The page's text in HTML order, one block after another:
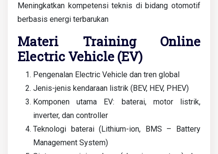
Meningkatkan kompetensi teknis di bidang otomotif
berbasis energi terbarukan
Materi Training Online
Electric Vehicle (EV)
Pengenalan Electric Vehicle dan tren global
Jenis-jenis kendaraan listrik (BEV, HEV, PHEV)
Komponen utama EV: baterai, motor listrik,
inverter, dan controller
Teknologi baterai (Lithium-ion, BMS – Battery
Management System)